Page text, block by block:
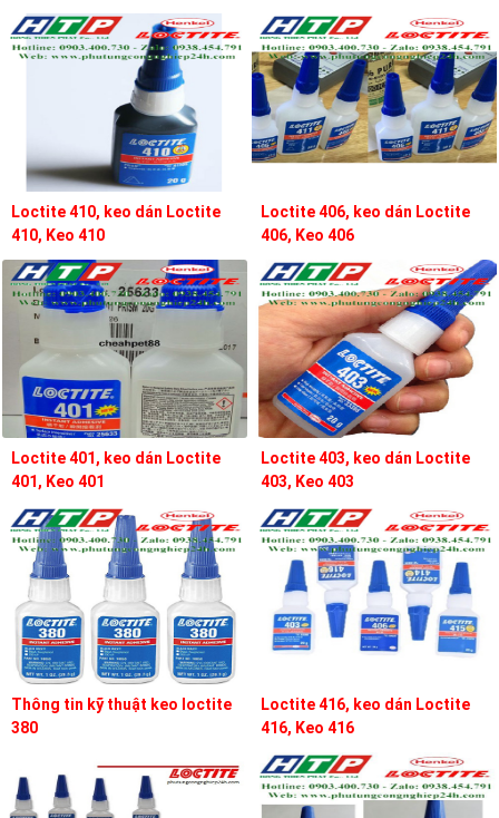
loctite
Loctite 410, keo dán Loctite
410, Keo 410
Loctite 406, keo dán Loctite
406, Keo 406
Loctite 401, keo dán Loctite
401, Keo 401
Loctite 403, keo dán Loctite
403, Keo 403
Thông tin kỹ thuật keo loctite
380
Loctite 416, keo dán Loctite
416, Keo 416